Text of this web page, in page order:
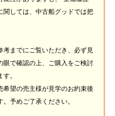
関しては、中古船グッドでは把
考までにご覧いただき、必ず見
眼で確認の上、ご購入をご検討
。
希望の売主様が見学のお約束後
予めご了承ください。